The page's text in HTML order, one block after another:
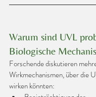
Warum sind UVL
Biologische
Forschende diskutieren
Wirkmechanismen, über die
wirken könnten: